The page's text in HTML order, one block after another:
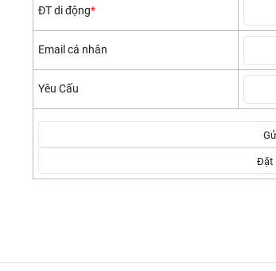
ĐT di động*
Email cá nhân
Yêu Cấu